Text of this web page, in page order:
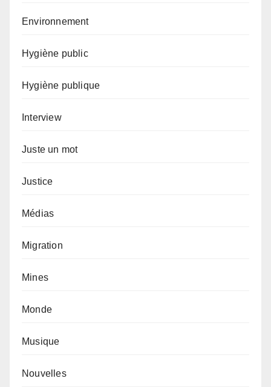
Environnement
Hygiène public
Hygiène publique
Interview
Juste un mot
Justice
Médias
Migration
Mines
Monde
Musique
Nouvelles